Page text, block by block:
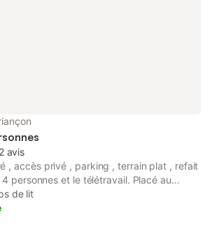
2 avis
, accès privé , parking , terrain plat , refait
personnes et le télétravail. Placé au
des commerces, possibilité de
ou les motos .
de lit